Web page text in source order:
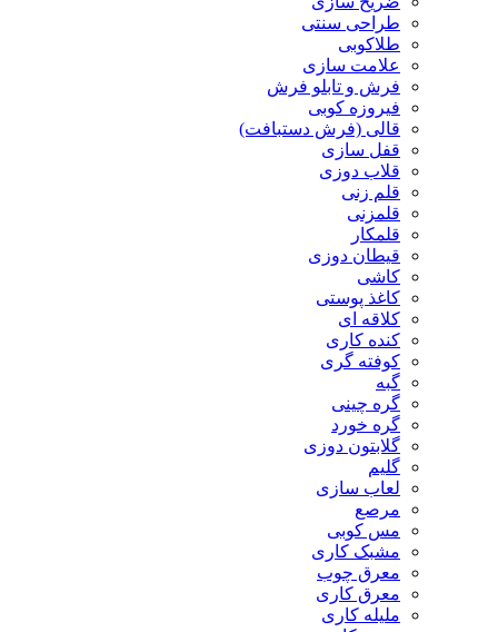
طراحی سنتی
طلاکوبی
علامت سازی
فرش و تابلو فرش
فیروزه کوبی
قالی (فرش دستبافت)
قفل سازی
قلاب دوزی
قلم زنی
قلمزنی
قلمکار
قیطان دوزی
کاشی
کاغذ پوستی
کلاقه ای
کنده کاری
کوفته گری
گبه
گره چینی
گره خورد
گلابتون دوزی
گلیم
لعاب سازی
مرصع
مس کوبی
مشبک کاری
معرق چوب
معرق کاری
مليله کاری